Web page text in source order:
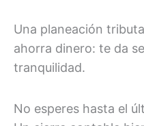
Una planeación
ahorra dinero: te da
tranquilidad.
No esperes hasta el